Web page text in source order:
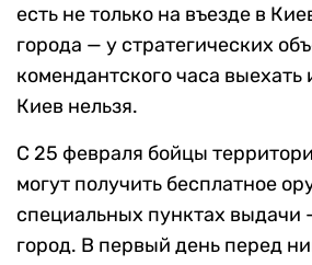
есть не только на въезде в
города — у стратегических
комендантского часа выехать
Киев нельзя.
C 25 февраля бойцы
могут получить бесплатное
специальных пунктах выдачи
город. В первый день перед